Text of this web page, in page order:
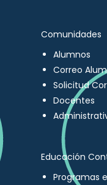
Comunidades
Alumnos
Correo
Solicitud
Docentes
Educación
Programas